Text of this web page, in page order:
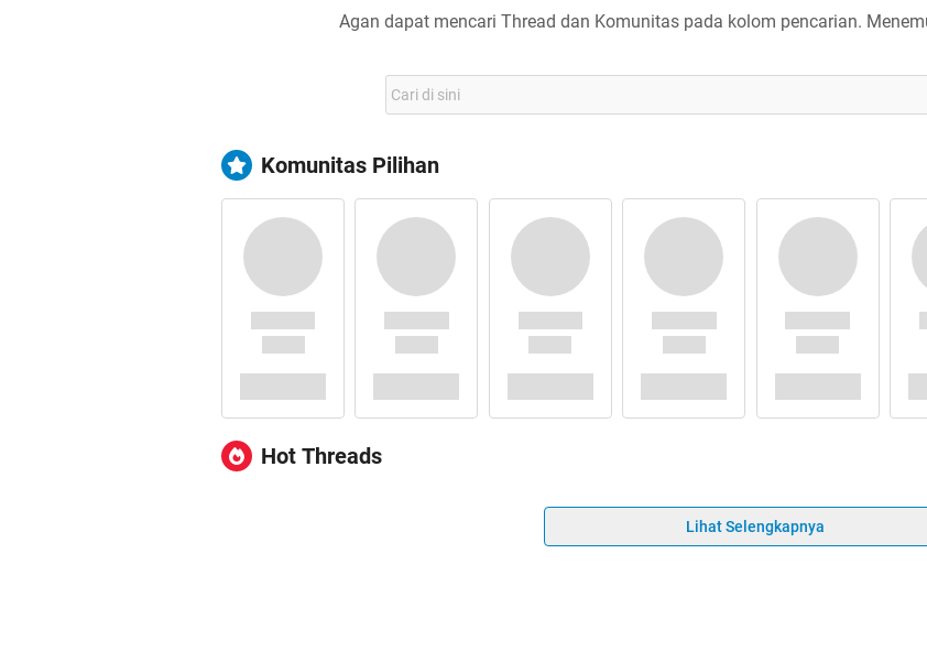
Agan dapat mencari Thread dan Komunitas pada kolom pencarian.
Komunitas Pilihan
Hot Threads
Lihat Selengkapnya